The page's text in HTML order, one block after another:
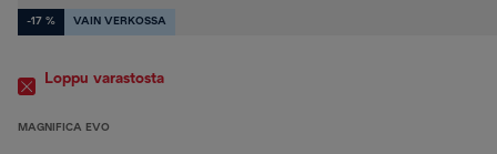
-17 % VAIN VERKOSSA
Loppu varastosta
MAGNIFICA EVO